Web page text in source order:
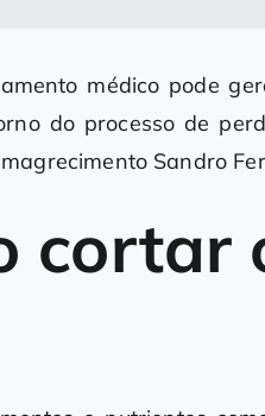
médico pode
do processo de
Sandro
cortar